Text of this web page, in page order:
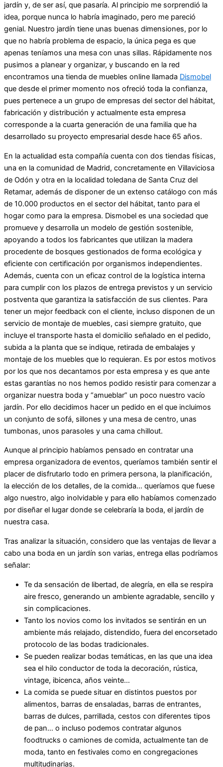
jardín y, de ser así, que pasaría. Al principio me sorprendió la
idea, porque nunca lo habría imaginado, pero me pareció
genial. Nuestro jardín tiene unas buenas dimensiones, por lo
que no habría problema de espacio, la única pega es que
apenas teníamos una mesa con unas sillas. Rápidamente nos
pusimos a planear y organizar, y buscando en la red
encontramos una tienda de muebles online llamada Dismobel
que desde el primer momento nos ofreció toda la confianza,
pues pertenece a un grupo de empresas del sector del hábitat,
fabricación y distribución y actualmente esta empresa
corresponde a la cuarta generación de una familia que ha
desarrollado su proyecto empresarial desde hace 65 años.
En la actualidad esta compañía cuenta con dos tiendas físicas,
una en la comunidad de Madrid, concretamente en Villaviciosa
de Odón y otra en la localidad toledana de Santa Cruz del
Retamar, además de disponer de un extenso catálogo con más
de 10.000 productos en el sector del hábitat, tanto para el
hogar como para la empresa. Dismobel es una sociedad que
promueve y desarrolla un modelo de gestión sostenible,
apoyando a todos los fabricantes que utilizan la madera
procedente de bosques gestionados de forma ecológica y
eficiente con certificación por organismos independientes.
Además, cuenta con un eficaz control de la logística interna
para cumplir con los plazos de entrega previstos y un servicio
postventa que garantiza la satisfacción de sus clientes. Para
tener un mejor feedback con el cliente, incluso disponen de un
servicio de montaje de muebles, casi siempre gratuito, que
incluye el transporte hasta el domicilio señalado en el pedido,
subida a la planta que se indique, retirada de embalajes y
montaje de los muebles que lo requieran. Es por estos motivos
por los que nos decantamos por esta empresa y es que ante
estas garantías no nos hemos podido resistir para comenzar a
organizar nuestra boda y “amueblar” un poco nuestro vacío
jardín. Por ello decidimos hacer un pedido en el que incluimos
un conjunto de sofá, sillones y una mesa de centro, unas
tumbonas, unos parasoles y una cama chillout.
Aunque al principio habíamos pensado en contratar una
empresa organizadora de eventos, queríamos también sentir el
placer de disfrutarlo todo en primera persona, la planificación,
la elección de los detalles, de la comida… queríamos que fuese
algo nuestro, algo inolvidable y para ello habíamos comenzado
por diseñar el lugar donde se celebraría la boda, el jardín de
nuestra casa.
Tras analizar la situación, considero que las ventajas de llevar a
cabo una boda en un jardín son varias, entrega ellas podríamos
señalar:
Te da sensación de libertad, de alegría, en ella se respira
aire fresco, generando un ambiente agradable, sencillo y
sin complicaciones.
Tanto los novios como los invitados se sentirán en un
ambiente más relajado, distendido, fuera del encorsetado
protocolo de las bodas tradicionales.
Se pueden realizar bodas temáticas, en las que una idea
sea el hilo conductor de toda la decoración, rústica,
vintage, ibicenca, años veinte…
La comida se puede situar en distintos puestos por
alimentos, barras de ensaladas, barras de entrantes,
barras de dulces, parrillada, cestos con diferentes tipos
de pan… o incluso podemos contratar algunos
foodtrucks o camiones de comida, actualmente tan de
moda, tanto en festivales como en congregaciones
multitudinarias.